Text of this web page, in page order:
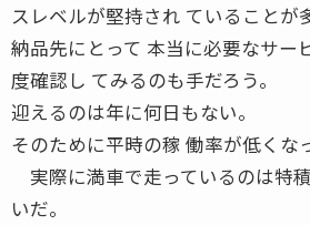
スレベルが堅持され ていることが
納品先にとって 本当に必要なサー
度確認し てみるのも手だろう。
迎えるのは年に何日もない。
そのために平時の稼 働率が低くな
実際に満車で走っているのは特
いだ。